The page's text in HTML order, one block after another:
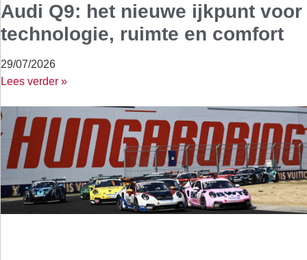
Audi Q9: het nieuwe ijkpunt voor
technologie, ruimte en comfort
29/07/2026
Lees verder »